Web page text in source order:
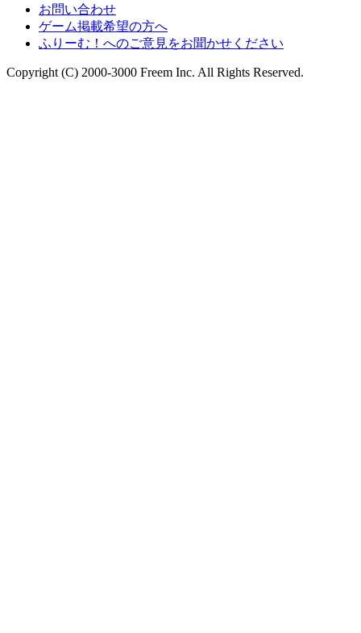
お問い合わせ
ゲーム掲載希望の方へ
ふりーむ！へのご意見をお聞かせください
Copyright (C) 2000-3000 Freem Inc. All Rights Reserved.